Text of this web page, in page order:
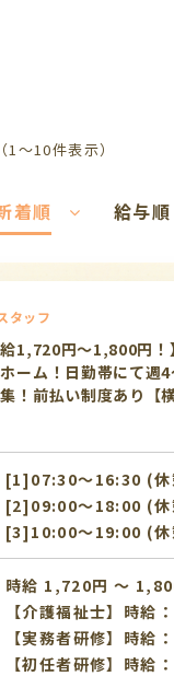
1〜10件表示）
着順 給与順
タッフ
給1,720円～1,800円
ーム！日勤帯にて週
！前払い制度あり【
[1]07:30〜16:30 (休
[2]09:00〜18:00 (休
[3]10:00〜19:00 (休
時給 1,720円 〜
【介護福祉士】時給
【実務者研修】時給
【初任者研修】時給